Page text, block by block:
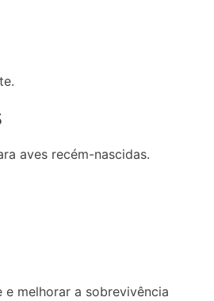
aves recém-nascidas.
melhorar a sobrevivência